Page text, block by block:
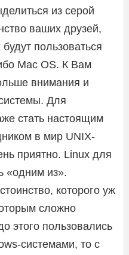
из серой
ваших друзей,
пользоваться
Mac OS. К Вам
внимания и
Для
стать настоящим
в мир UNIX-
приятно. Linux для
«одним из».
которого уж
сложно
этого пользовались
системами, то с